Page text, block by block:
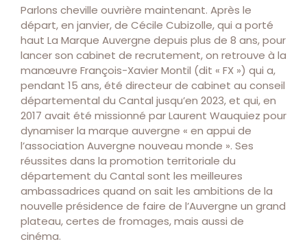
Parlons cheville ouvrière maintenant. Après le
départ, en janvier, de Cécile Cubizolle, qui a porté
haut La Marque Auvergne depuis plus de 8 ans, pour
lancer son cabinet de recrutement, on retrouve à la
manœuvre François-Xavier Montil (dit « FX ») qui a,
pendant 15 ans, été directeur de cabinet au conseil
départemental du Cantal jusqu’en 2023, et qui, en
2017 avait été missionné par Laurent Wauquiez pour
dynamiser la marque auvergne « en appui de
l’association Auvergne nouveau monde ». Ses
réussites dans la promotion territoriale du
département du Cantal sont les meilleures
ambassadrices quand on sait les ambitions de la
nouvelle présidence de faire de l’Auvergne un grand
plateau, certes de fromages, mais aussi de
cinéma.